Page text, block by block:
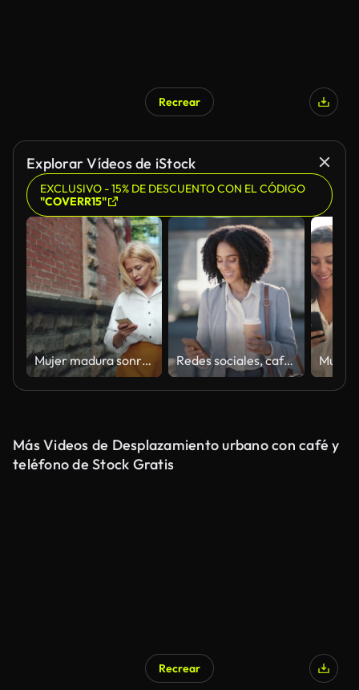
Generado por IA
Recrear
Explorar Vídeos de iStock
EXCLUSIVO - 15% DE DESCUENTO CON EL CÓDIGO
"COVERR15"
Mujer madura sonriente está usando teléfono inteligente sosteniendo tomar café caminando al aire libre Redes sociales, café y una mujer leyendo por teléfono mientras camina por la ciudad para trabajar en Dubai. Comunicación, correo electrónico y empleado con información en una aplicación móvil y una bebida en un paseo por la ciudad
Más Videos de Desplazamiento urbano con café y
teléfono de Stock Gratis
Recrear